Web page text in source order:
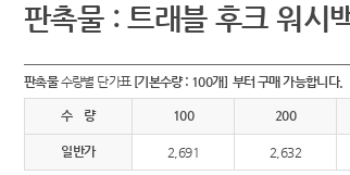
판촉물 : 트래블 후크 워시
판촉물수량별 단가표 [기본수량 : 100개] 부터 구매 가능합니다.
수 량 100 200
일반가 2,691 2,632